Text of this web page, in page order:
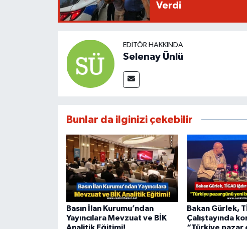
Verdi
EDITÖR HAKKINDA
Selenay Ünlü
Bunlar da ilginizi çekebilir
Basın İlan Kurumu’ndan
Yayıncılara Mevzuat ve BİK
Bakan Gürlek,
Çalıştayında